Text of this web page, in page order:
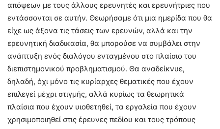
απόψεων με τους άλλους ερευνητές και ερευνήτριες που
εντάσσονται σε αυτήν. Θεωρήσαμε ότι μια ημερίδα που θα
είχε ως άξονα τις τάσεις των ερευνών, αλλά και την
ερευνητική διαδικασία, θα μπορούσε να συμβάλει στην
ανάπτυξη ενός διαλόγου ενταγμένου στο πλαίσιο του
διεπιστημονικού προβληματισμού. Θα αναδείκνυε,
δηλαδή, όχι μόνο τις κυρίαρχες θεματικές που έχουν
επιλεγεί μέχρι στιγμής, αλλά κυρίως τα θεωρητικά
πλαίσια που έχουν υιοθετηθεί, τα εργαλεία που έχουν
χρησιμοποιηθεί στις έρευνες πεδίου και τους τρόπους